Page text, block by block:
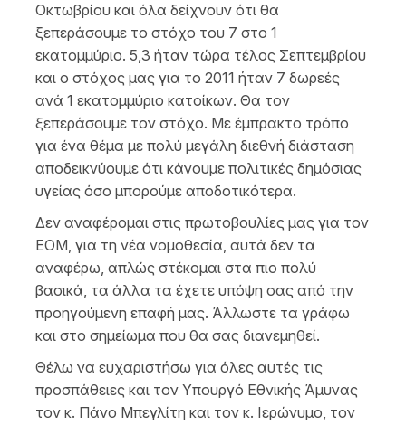
Οκτωβρίου και όλα δείχνουν ότι θα
ξεπεράσουμε το στόχο του 7 στο 1
εκατομμύριο. 5,3 ήταν τώρα τέλος Σεπτεμβρίου
και ο στόχος μας για το 2011 ήταν 7 δωρεές
ανά 1 εκατομμύριο κατοίκων. Θα τον
ξεπεράσουμε τον στόχο. Με έμπρακτο τρόπο
για ένα θέμα με πολύ μεγάλη διεθνή διάσταση
αποδεικνύουμε ότι κάνουμε πολιτικές δημόσιας
υγείας όσο μπορούμε αποδοτικότερα.
Δεν αναφέρομαι στις πρωτοβουλίες μας για τον
ΕΟΜ, για τη νέα νομοθεσία, αυτά δεν τα
αναφέρω, απλώς στέκομαι στα πιο πολύ
βασικά, τα άλλα τα έχετε υπόψη σας από την
προηγούμενη επαφή μας. Άλλωστε τα γράφω
και στο σημείωμα που θα σας διανεμηθεί.
Θέλω να ευχαριστήσω για όλες αυτές τις
προσπάθειες και τον Υπουργό Εθνικής Άμυνας
τον κ. Πάνο Μπεγλίτη και τον κ. Ιερώνυμο, τον